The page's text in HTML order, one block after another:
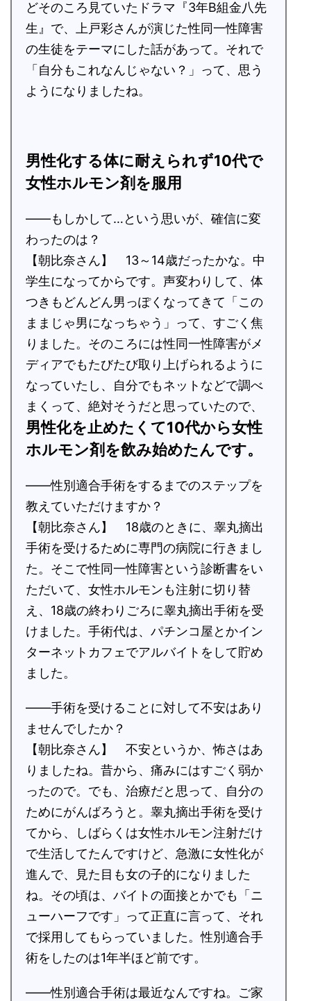
どそのころ見ていたドラマ『3年B組金八先
生』で、上戸彩さんが演じた性同一性障害
の生徒をテーマにした話があって。それで
「自分もこれなんじゃない？」って、思う
ようになりましたね。
男性化する体に耐えられず10代で
女性ホルモン剤を服用
――もしかして…という思いが、確信に変
わったのは？
【朝比奈さん】 13～14歳だったかな。中
学生になってからです。声変わりして、体
つきもどんどん男っぽくなってきて「この
ままじゃ男になっちゃう」って、すごく焦
りました。そのころには性同一性障害がメ
ディアでもたびたび取り上げられるように
なっていたし、自分でもネットなどで調べ
まくって、絶対そうだと思っていたので、
男性化を止めたくて10代から女性
ホルモン剤を飲み始めたんです。
――性別適合手術をするまでのステップを
教えていただけますか？
【朝比奈さん】 18歳のときに、睾丸摘出
手術を受けるために専門の病院に行きまし
た。そこで性同一性障害という診断書をい
ただいて、女性ホルモンも注射に切り替
え、18歳の終わりごろに睾丸摘出手術を受
けました。手術代は、パチンコ屋とかイン
ターネットカフェでアルバイトをして貯め
ました。
――手術を受けることに対して不安はあり
ませんでしたか？
【朝比奈さん】 不安というか、怖さはあ
りましたね。昔から、痛みにはすごく弱か
ったので。でも、治療だと思って、自分の
ためにがんばろうと。睾丸摘出手術を受け
てから、しばらくは女性ホルモン注射だけ
で生活してたんですけど、急激に女性化が
進んで、見た目も女の子的になりました
ね。その頃は、バイトの面接とかでも「ニ
ューハーフです」って正直に言って、それ
で採用してもらっていました。性別適合手
術をしたのは1年半ほど前です。
――性別適合手術は最近なんですね。ご家